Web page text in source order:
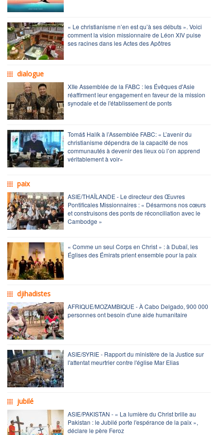
« Le christianisme n’en est qu’à ses débuts ». Voici
comment la vision missionnaire de Léon XIV puise
ses racines dans les Actes des Apôtres
dialogue
XIIe Assemblée de la FABC : les Évêques d'Asie
réaffirment leur engagement en faveur de la mission
synodale et de l'établissement de ponts
Tomáš Halík à l’Assemblée FABC: « L’avenir du
christianisme dépendra de la capacité de nos
communautés à devenir des lieux où l’on apprend
véritablement à voir»
paix
ASIE/THAÏLANDE - Le directeur des Œuvres
Pontificales Missionnaires : « Désarmons nos cœurs
et construisons des ponts de réconciliation avec le
Cambodge »
« Comme un seul Corps en Christ » : à Dubaï, les
Églises des Émirats prient ensemble pour la paix
djihadistes
AFRIQUE/MOZAMBIQUE - À Cabo Delgado, 900 000
personnes ont besoin d'une aide humanitaire
ASIE/SYRIE - Rapport du ministère de la Justice sur
l'attentat meurtrier contre l'église Mar Elias
jubilé
ASIE/PAKISTAN - « La lumière du Christ brille au
Pakistan : le Jubilé porte l'espérance de la paix »,
déclare le père Feroz